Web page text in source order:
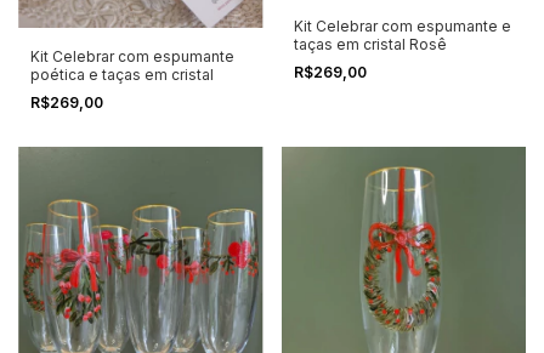
Kit Celebrar com espumante
poética e taças em cristal
R$269,00
Kit Celebrar com espumante e
taças em cristal Rosê
R$269,00